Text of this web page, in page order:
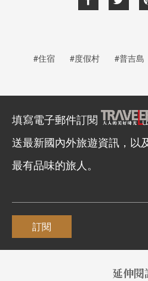
#住宿 #度假村 #普吉島
填寫電子郵件訂閱
送最新國內外旅遊資訊，以
最有品味的旅人。
訂閱
延伸閱